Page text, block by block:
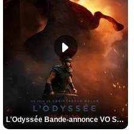
L'Odyssée Bande-annonce VO STFR